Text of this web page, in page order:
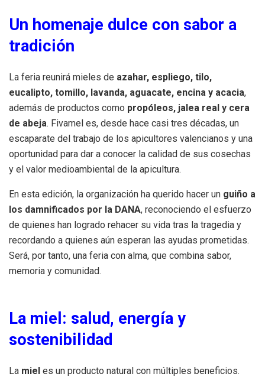
Un homenaje dulce con sabor a
tradición
La feria reunirá mieles de azahar, espliego, tilo,
eucalipto, tomillo, lavanda, aguacate, encina y acacia,
además de productos como propóleos, jalea real y cera
de abeja. Fivamel es, desde hace casi tres décadas, un
escaparate del trabajo de los apicultores valencianos y una
oportunidad para dar a conocer la calidad de sus cosechas
y el valor medioambiental de la apicultura.
En esta edición, la organización ha querido hacer un guiño a
los damnificados por la DANA, reconociendo el esfuerzo
de quienes han logrado rehacer su vida tras la tragedia y
recordando a quienes aún esperan las ayudas prometidas.
Será, por tanto, una feria con alma, que combina sabor,
memoria y comunidad.
La miel: salud, energía y
sostenibilidad
La miel es un producto natural con múltiples beneficios.